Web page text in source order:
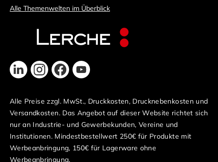
Alle Themenwelten im Überblick
Alle Preise zzgl. MwSt., Druckkosten, Drucknebenkosten und
Versandkosten. Das Angebot auf dieser Website richtet sich
nur an Industrie- und Gewerbekunden, Vereine und
Institutionen. Mindestbestellwert 250€ für Produkte mit
Werbeanbringung, 150€ für Lagerware ohne
Werbeanbringung.